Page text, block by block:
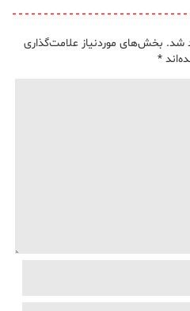
شد. بخش‌های موردنیاز علامت‌گذاری
*